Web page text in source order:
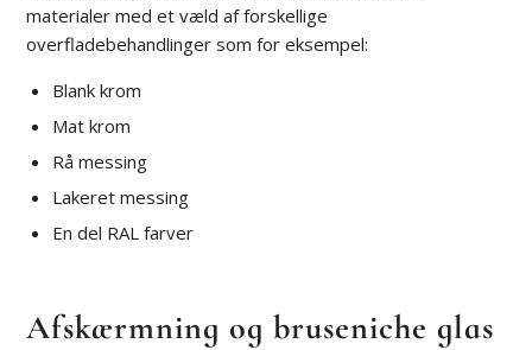
materialer med et væld af forskellige
overfladebehandlinger som for eksempel:
Blank krom
Mat krom
Rå messing
Lakeret messing
En del RAL farver
Afskærmning og bruseniche glas